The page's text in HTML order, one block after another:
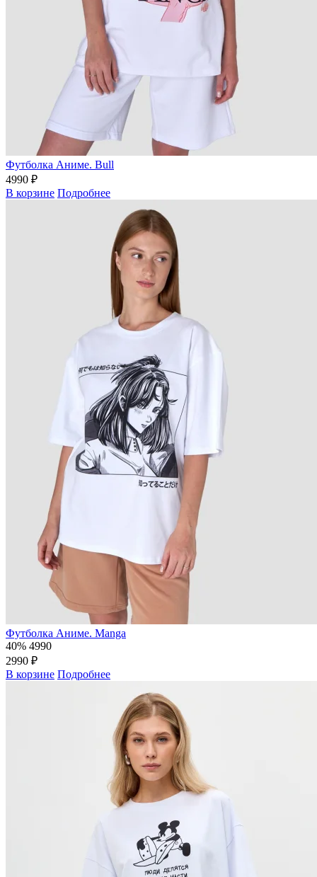
Футболка Аниме. Bull
4990 ₽
В корзине Подробнее
Футболка Аниме. Manga
40% 4990
2990 ₽
В корзине Подробнее